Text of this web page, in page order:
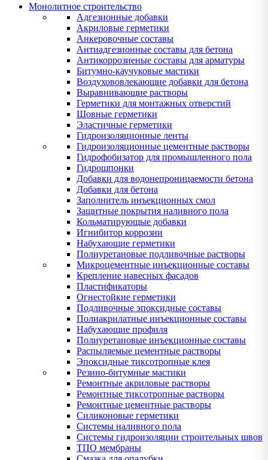
Монолитное строительство
Адгезионные добавки
Акриловые герметики
Анкеровочные составы
Антиадгезионные составы для бетона
Антикоррозиеные составы для арматуры
Битумно-каучуковые мастики
Воздухововлекающие добавки для бетона
Выравнивающие растворы
Герметики для монтажных отверстий
Шовные герметики
Эластичные герметики
Гидроизоляционные ленты
Гидроизоляционные цементные растворы
Гидрофобизатор для промышленного пола
Гидрошпонки
Добавки для водонепроницаемости бетона
Добавки для бетона
Заполнитель инъекционных смол
Защитные покрытия наливного пола
Кольматирующые добавки
Игнибитор коррозии
Набухающие герметики
Полиуретановые подливочные растворы
Микроцементные инъекционные составы
Крепление навесных фасадов
Пластификаторы
Огнестойкие герметики
Подливочные эпоксидные составы
Полиакрилатные инъекционные составы
Набухающие профиля
Полиуретановые инъекционные составы
Распыляемые цементные растворы
Эпоксидные тиксотропные клея
Резино-битумные мастики
Ремонтные акриловые растворы
Ремонтные тиксотропные растворы
Ремонтные цементные растворы
Силиконовые герметики
Системы наливного пола
Системы гидроизоляции строительных швов
ТПО мембраны